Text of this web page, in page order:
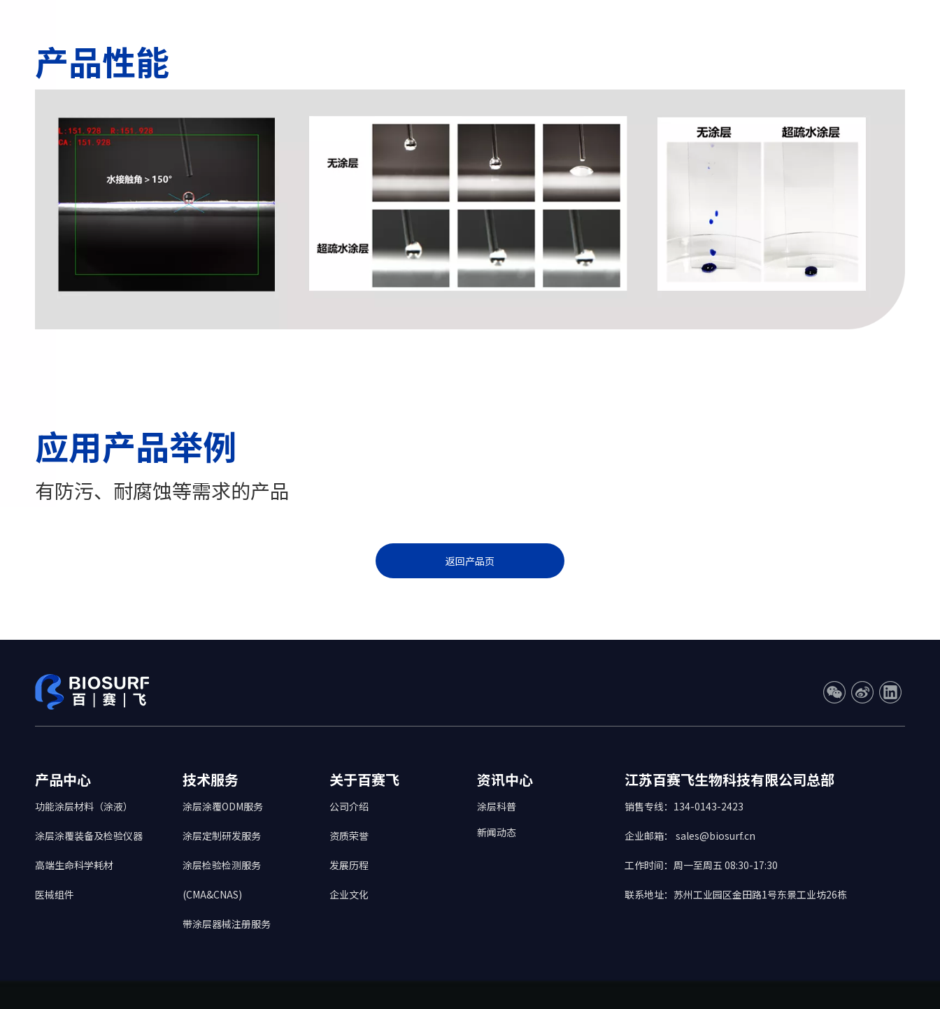
产品性能
应用产品举例
有防污、耐腐蚀等需求的产品
返回产品页
产品中心
功能涂层材料（涂液）
涂层涂覆装备及检验仪器
高端生命科学耗材
医械组件
技术服务
涂层涂覆ODM服务
涂层定制研发服务
涂层检验检测服务
(CMA&CNAS)
带涂层器械注册服务
关于百赛飞
公司介绍
资质荣誉
发展历程
企业文化
资讯中心
涂层科普
新闻动态
江苏百赛飞生物科技有限公司总部
销售专线：134-0143-2423
企业邮箱： sales@biosurf.cn
工作时间：周一至周五 08:30-17:30
联系地址：苏州工业园区金田路1号东景工业坊26栋